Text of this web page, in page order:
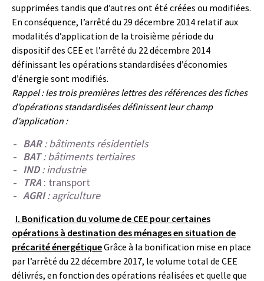
supprimées tandis que d’autres ont été créées ou modifiées.
En conséquence, l’arrêté du 29 décembre 2014 relatif aux
modalités d’application de la troisième période du
dispositif des CEE et l’arrêté du 22 décembre 2014
définissant les opérations standardisées d’économies
d’énergie sont modifiés.
Rappel : les trois premières lettres des références des fiches
d’opérations standardisées définissent leur champ
d’application :
BAR: bâtiments résidentiels
BAT: bâtiments tertiaires
IND: industrie
TRA : transport
AGRI: agriculture
I. Bonification du volume de CEE pour certaines
opérations à destination des ménages en situation de
précarité énergétiqueGrâce à la bonification mise en place
par l’arrêté du 22 décembre 2017, le volume total de CEE
délivrés, en fonction des opérations réalisées et quelle que